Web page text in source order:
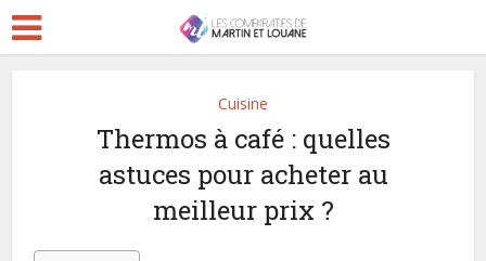
Cuisine
Thermos à café : quelles
astuces pour acheter au
meilleur prix ?